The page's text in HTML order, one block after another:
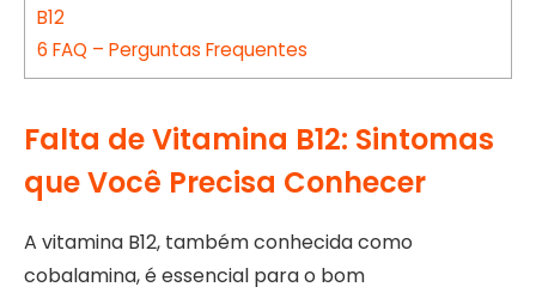
B12
6 FAQ – Perguntas Frequentes
Falta de Vitamina B12: Sintomas
que Você Precisa Conhecer
A vitamina B12, também conhecida como
cobalamina, é essencial para o bom